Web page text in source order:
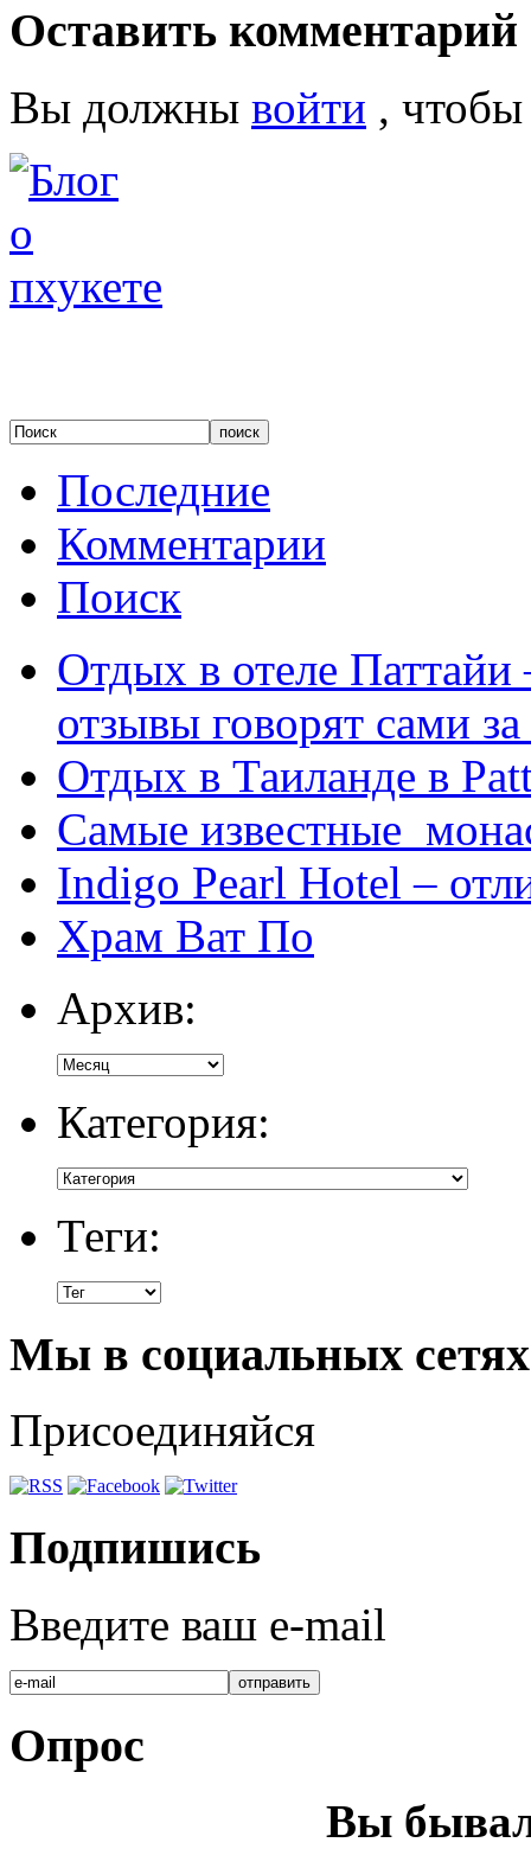
Оставить комментарий
Вы должны войти ,
Последние
Комментарии
Поиск
Отдых в отеле
отзывы говорят сами за
Отдых в Таиланде в
Самые известные
Indigo Pearl Hotel –
Храм Ват По
Архив:
Категория:
Теги:
Мы в социальных сетях
Присоединяйся
Подпишись
Введите ваш e-mail
Опрос
Вы